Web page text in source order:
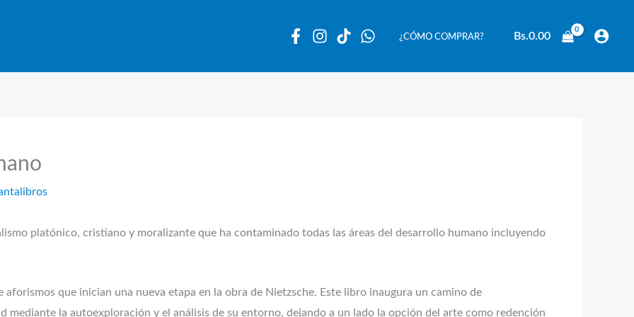
¿CÓMO COMPRAR? Bs.0.00
platónico, cristiano y moralizante que ha contaminado todas las áreas del desarrollo humano incluyendo
que inician una nueva etapa en la obra de Nietzsche. Este libro inaugura un camino de
mediante la autoexploración y el análisis de su entorno, dejando a un lado la opción del arte como redención